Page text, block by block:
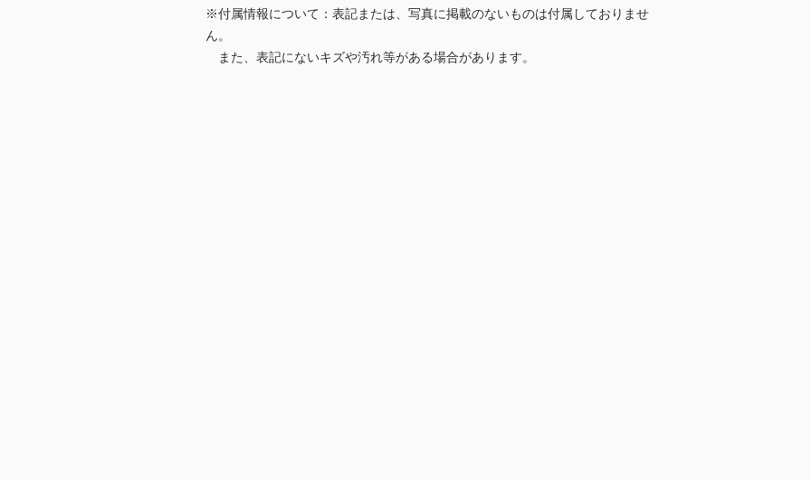
※付属情報について：表記または、写真に掲載のないものは付属しておりませ
ん。
また、表記にないキズや汚れ等がある場合があります。